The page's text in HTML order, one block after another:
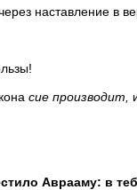
наставление в
сие производит,
Аврааму: в